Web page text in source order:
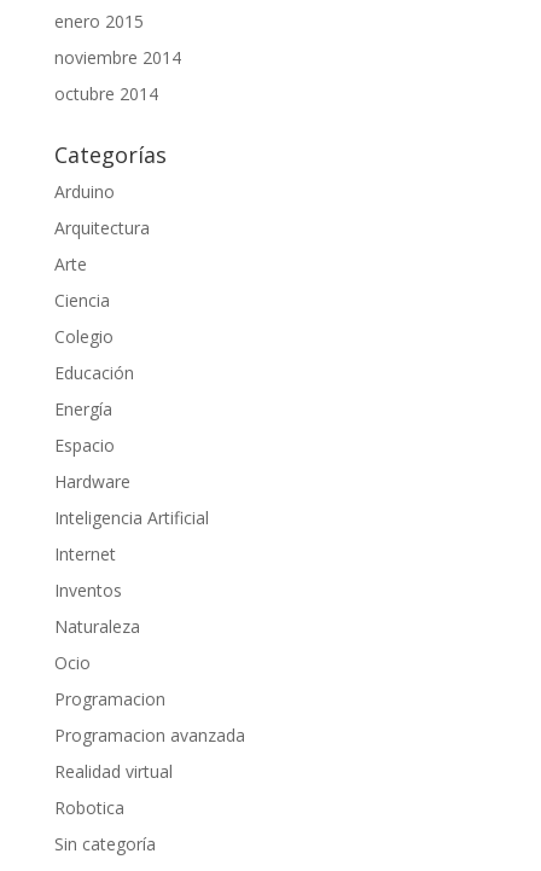
enero 2015
noviembre 2014
octubre 2014
Categorías
Arduino
Arquitectura
Arte
Ciencia
Colegio
Educación
Energía
Espacio
Hardware
Inteligencia Artificial
Internet
Inventos
Naturaleza
Ocio
Programacion
Programacion avanzada
Realidad virtual
Robotica
Sin categoría